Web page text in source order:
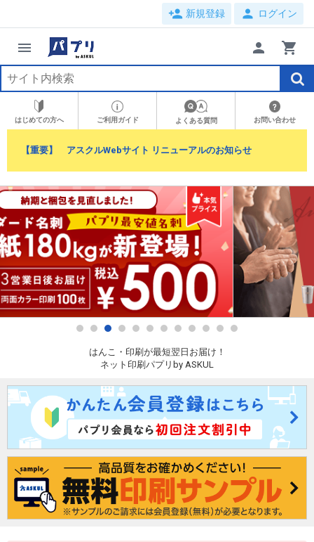
person_add 新規登録 person ログイン
menu person shopping_cart
はじめての方へ ご利用ガイド よくある質問 お問い合わせ
【重要】 アスクルWebサイト リニューアルのお知らせ
はんこ・印刷が最短翌日お届け！
ネット印刷パプリby ASKUL